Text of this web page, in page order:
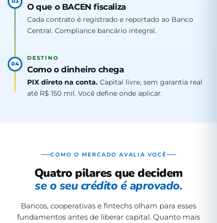
O que o BACEN fiscaliza
Cada contrato é registrado e reportado ao Banco
Central. Compliance bancário integral.
04
DESTINO
Como o dinheiro chega
PIX direto na conta. Capital livre, sem garantia real
até R$ 150 mil. Você define onde aplicar.
COMO O MERCADO AVALIA VOCÊ
Quatro pilares que decidem
se o seu crédito é aprovado.
Bancos, cooperativas e fintechs olham para esses
fundamentos antes de liberar capital. Quanto mais